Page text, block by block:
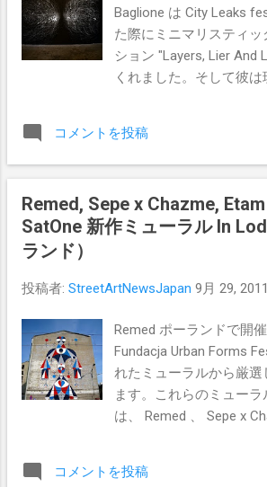
Baglione は City Leaks
た際にミニマリスティ
ション "Layers, Lier And
くれました。そして彼は
Baglione
コメントを投稿
Remed, Sepe x Chazme,
SatOne 新作ミューラル In
ランド）
投稿者: StreetArtNewsJapan 9月 29, 2011
Remed ポーランドで開
Fundacja Urban Forms
れたミューラルから厳選
ます。これらのミュー
は、 Remed 、 Sepe x
コメントを投稿